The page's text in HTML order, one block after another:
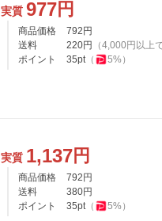
実質 977円
商品価格 792 円
送料
220円 （4,000 円以上
ポイント
35pt（ 5%）
実質 1,137円
商品価格 792 円
送料
380円
ポイント
35pt（ 5%）